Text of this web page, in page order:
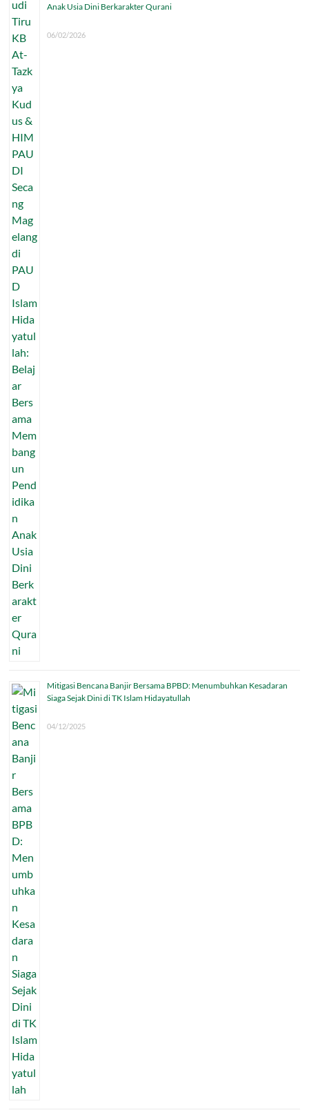
Anak Usia Dini Berkarakter Qurani
06/02/2026
Mitigasi Bencana Banjir Bersama BPBD: Menumbuhkan Kesadaran
Siaga Sejak Dini di TK Islam Hidayatullah
04/12/2025